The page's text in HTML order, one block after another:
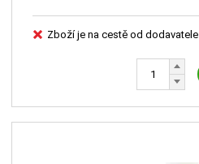
Zboží je na cestě od dodavatele